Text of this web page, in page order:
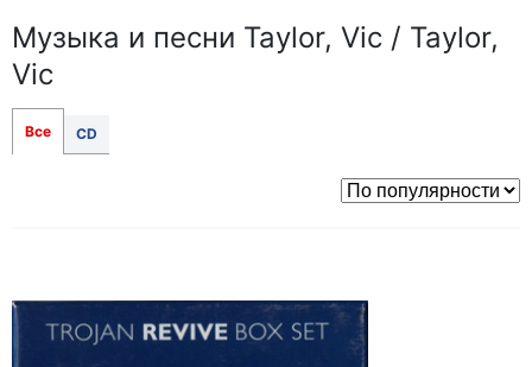
Музыка и песни Taylor, Vic / Taylor,
Vic
Все CD